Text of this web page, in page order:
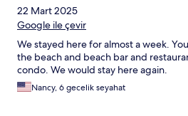
22 Mart 2025
Google ile çevir
We stayed here for almost a week.
the beach and beach bar and
condo. We would stay here again.
Nancy, 6 gecelik seyahat